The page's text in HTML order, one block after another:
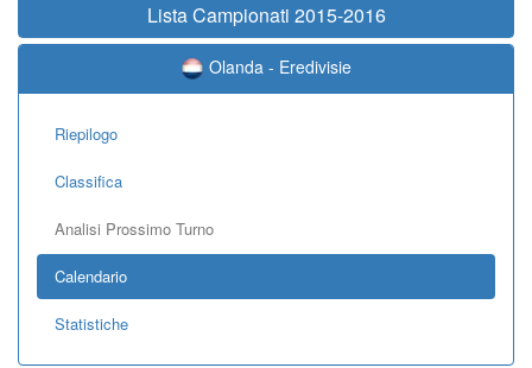
Lista Campionati 2015-2016
Olanda - Eredivisie
Riepilogo
Classifica
Analisi Prossimo Turno
Calendario
Statistiche